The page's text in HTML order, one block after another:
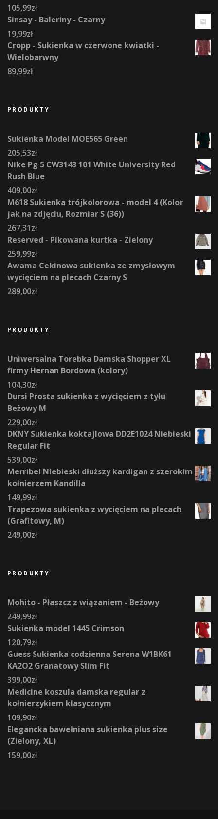
105,99zł
Sinsay - Baleriny - Czarny
19,99zł
Cropp - Sukienka w czerwone kwiatki -
Wielobarwny
89,99zł
PRODUKTY
Sukienka Model MOE565 Green
205,53zł
Nike Pg 5 CW3143 101 White University Red
Rush Blue
409,00zł
M618 Sukienka trójkolorowa - model 4 (Kolor
jak na zdjęciu, Rozmiar S (36))
267,31zł
Reserved - Pikowana kurtka - Zielony
259,99zł
Awama Cekinowa sukienka ze zmysłowym
wycięciem na plecach Czarny S
289,00zł
PRODUKTY
Uniwersalna Torebka Damska Shopper XL
firmy Hernan Bordowa (kolory)
104,30zł
Dursi Prosta sukienka z wycięciem z tyłu
Beżowy M
229,00zł
DKNY Sukienka koktajlowa DD2E1024 Niebieski
Regular Fit
539,00zł
Merribel Niebieski dłuższy kardigan z szerokim
kołnierzem Kandilla
149,99zł
Trapezowa sukienka z wycięciem na plecach
(Grafitowy, M)
249,00zł
PRODUKTY
Mohito - Płaszcz z wiązaniem - Beżowy
249,99zł
Sukienka model 1445 Crimson
120,79zł
Guess Sukienka codzienna Serena W1BK61
KA2O2 Granatowy Slim Fit
399,00zł
Medicine koszula damska regular z
kołnierzykiem klasycznym
109,90zł
Elegancka bawełniana sukienka plus size
(Zielony, XL)
159,00zł